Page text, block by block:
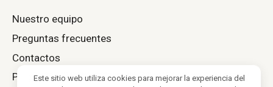
Nuestro equipo
Preguntas frecuentes
Contactos
Política de privacidad
Este sitio web utiliza cookies para mejorar la experiencia del